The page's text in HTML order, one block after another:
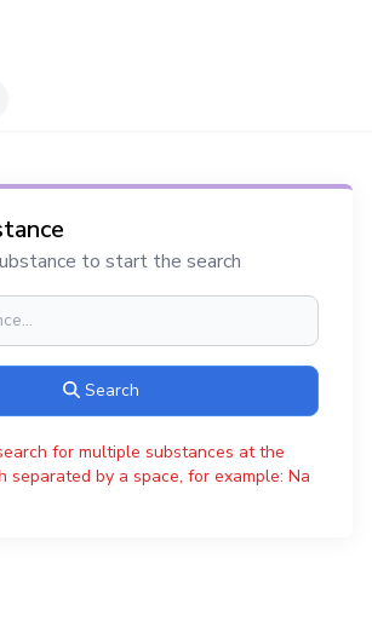
to start the search
Search
for multiple substances at the
separated by a space, for example: Na